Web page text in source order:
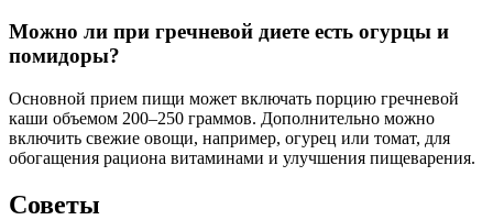
Можно ли при гречневой диете есть огурцы и
помидоры?
Основной прием пищи может включать порцию гречневой
каши объемом 200–250 граммов. Дополнительно можно
включить свежие овощи, например, огурец или томат, для
обогащения рациона витаминами и улучшения пищеварения.
Советы